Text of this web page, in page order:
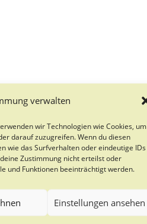
verwalten
wir Technologien wie Cookies, um
darauf zuzugreifen. Wenn du diesen
wie das Surfverhalten oder eindeutige IDs
Zustimmung nicht erteilst oder
und Funktionen beeinträchtigt werden.
Einstellungen ansehen